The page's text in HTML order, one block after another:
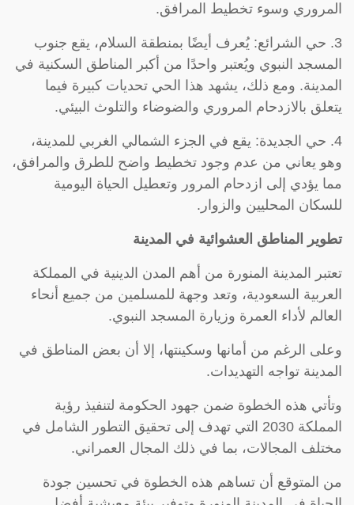
المروري وسوء تخطيط المرافق.
3. حي الشرائع: يُعرف أيضًا بمنطقة السلام، يقع جنوب
المسجد النبوي ويُعتبر واحدًا من أكبر المناطق السكنية في
المدينة. ومع ذلك، يشهد هذا الحي تحديات كبيرة فيما
يتعلق بالازدحام المروري والضوضاء والتلوث البيئي.
4. حي الجديدة: يقع في الجزء الشمالي الغربي للمدينة،
وهو يعاني من عدم وجود تخطيط واضح للطرق والمرافق،
مما يؤدي إلى ازدحام المرور وتعطيل الحياة اليومية
للسكان المحليين والزوار.
تطوير المناطق العشوائية في المدينة
تعتبر المدينة المنورة من أهم المدن الدينية في المملكة
العربية السعودية، وتعد وجهة للمسلمين من جميع أنحاء
العالم لأداء العمرة وزيارة المسجد النبوي.
وعلى الرغم من أمانها وسكينتها، إلا أن بعض المناطق في
المدينة تواجه التهديدات.
وتأتي هذه الخطوة ضمن جهود الحكومة لتنفيذ رؤية
المملكة 2030 التي تهدف إلى تحقيق التطور الشامل في
مختلف المجالات، بما في ذلك المجال العمراني.
من المتوقع أن تساهم هذه الخطوة في تحسين جودة